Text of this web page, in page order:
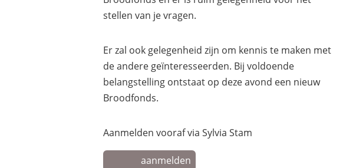
stellen van je vragen.
Er zal ook gelegenheid zijn om kennis te maken met
de andere geïnteresseerden. Bij voldoende
belangstelling ontstaat op deze avond een nieuw
Broodfonds.
Aanmelden vooraf via Sylvia Stam
aanmelden